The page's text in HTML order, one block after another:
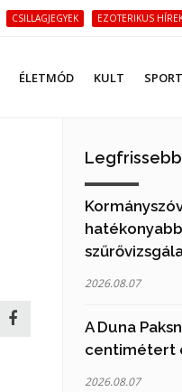
CSILLAGJEGYEK EZOTERIKUS
ÉLETMÓD KULT SPORT
2026.08.07
A Duna
centimétert
2026.08.07